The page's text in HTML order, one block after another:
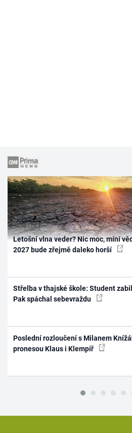
Letošní vlna veder? Nic moc, míní
2027 bude zřejmě daleko horší
Střelba v thajské škole: Student
Pak spáchal sebevraždu
Poslední rozloučení s Milanem
pronesou Klaus i Klempíř